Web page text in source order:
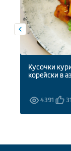
Кусочки
корейски в
4391